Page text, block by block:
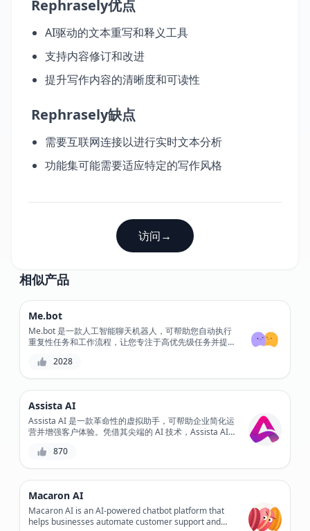
Rephrasely优点
AI驱动的文本重写和释义工具
支持内容修订和改进
提升写作内容的清晰度和可读性
Rephrasely缺点
需要互联网连接以进行实时文本分析
功能集可能需要适应特定的写作风格
访问→
相似产品
Me.bot
Me.bot 是一款人工智能聊天机器人，可帮助您自动执行
重复性任务和工作流程，让您专注于高优先级任务并提高
Me.bot 可让您简化流程并减少错误。通过自动执行日常
2028
Assista AI
Assista AI 是一款革命性的虚拟助手，可帮助企业简化运
营并增强客户体验。凭借其尖端的 AI 技术，Assista AI
度。借助 Assista AI，体验客户服务的未来。
870
Macaron AI
Macaron AI is an AI-powered chatbot platform that
helps businesses automate customer support and